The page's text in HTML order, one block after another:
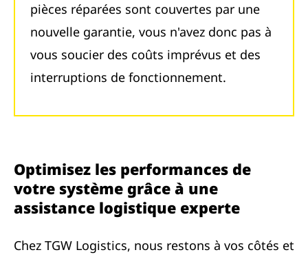
pièces réparées sont couvertes par une
nouvelle garantie, vous n'avez donc pas à
vous soucier des coûts imprévus et des
interruptions de fonctionnement.
Optimisez les performances de
votre système grâce à une
assistance logistique experte
Chez TGW Logistics, nous restons à vos côtés et